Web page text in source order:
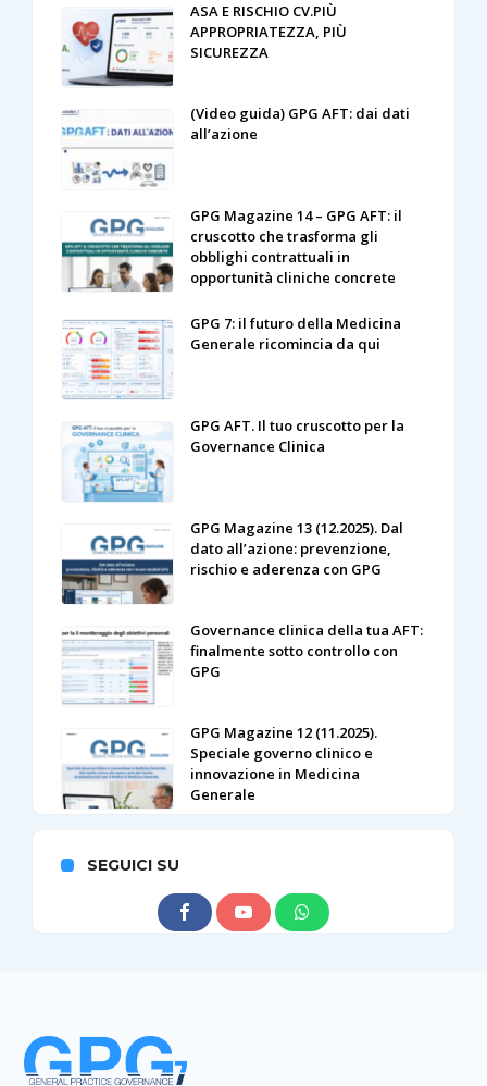
ASA E RISCHIO CV.PIÙ
APPROPRIATEZZA, PIÙ
SICUREZZA
(Video guida) GPG AFT: dai dati
all’azione
GPG Magazine 14 – GPG AFT: il
cruscotto che trasforma gli
obblighi contrattuali in
opportunità cliniche concrete
GPG 7: il futuro della Medicina
Generale ricomincia da qui
GPG AFT. Il tuo cruscotto per la
Governance Clinica
GPG Magazine 13 (12.2025). Dal
dato all’azione: prevenzione,
rischio e aderenza con GPG
Governance clinica della tua AFT:
finalmente sotto controllo con
GPG
GPG Magazine 12 (11.2025).
Speciale governo clinico e
innovazione in Medicina
Generale
SEGUICI SU